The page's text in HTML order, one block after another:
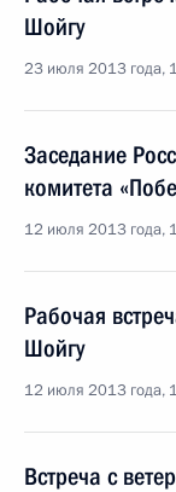
Шойгу
23 июля 2013 года,
Заседание
комитета
12 июля 2013 года,
Рабочая
Шойгу
12 июля 2013 года,
Встреча с